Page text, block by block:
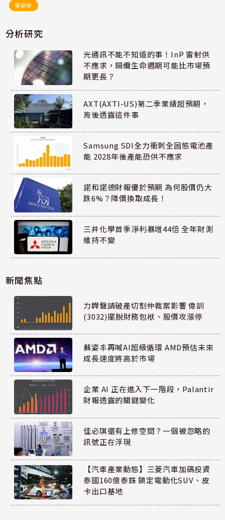
電動車
分析研究
光通訊不能不知道的事！InP 雷射供
不應求，銅纜生命週期可能比市場預
期更長？
AXT(AXTI-US)第二季業績超預期，
背後透露這件事
Samsung SDI全力衝刺全固態電池產
能 2028年後產能恐供不應求
諾和諾德財報優於預期 為何股價仍大
跌6%？降價換取成長！
三井化學首季淨利暴增44倍 全年財測
維持不變
新聞焦點
力韡聲請破產切割仲裁案影響 偉訓
(3032)擺脫財務包袱、股價攻漲停
蘇姿丰再喊AI超級循環 AMD預估未來
成長速度將高於市場
企業 AI 正在進入下一階段，Palantir
財報透露的關鍵變化
佳必琪還有上修空間？一個被忽略的
訊號正在浮現
【汽車產業動態】三菱汽車加碼投資
泰國160億泰銖 鎖定電動化SUV、皮
卡出口基地